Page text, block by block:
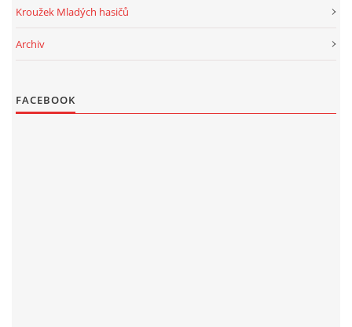
Kroužek Mladých hasičů
Archiv
FACEBOOK